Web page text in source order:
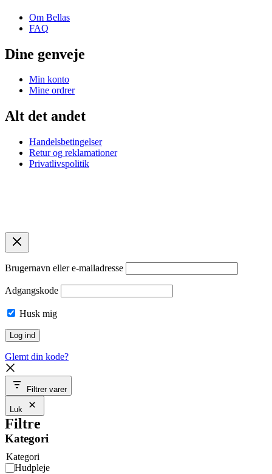
Om Bellas
FAQ
Dine genveje
Min konto
Mine ordrer
Alt det andet
Handelsbetingelser
Retur og reklamationer
Privatlivspolitik
Brugernavn eller e-mailadresse
Adgangskode
Husk mig
Glemt din kode?
Filtrer varer
Luk
Filtre
Kategori
Kategori
Hudpleje